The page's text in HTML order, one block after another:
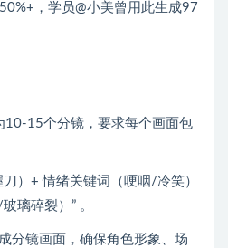
，学员@小美曾用此生成97
10-15个分镜，要求每个画面包
）+ 情绪关键词（哽咽/冷笑）
璃碎裂）” 。
分镜画面，确保角色形象、场